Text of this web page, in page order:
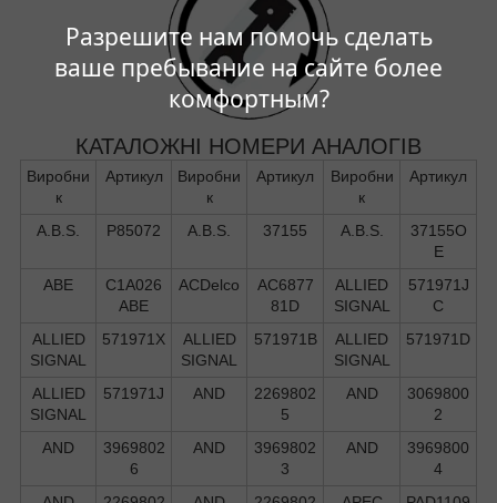
Разрешите нам помочь сделать
ваше пребывание на сайте более
комфортным?
КАТАЛОЖНІ НОМЕРИ АНАЛОГІВ
Виробни
к
Артикул
Виробни
к
Артикул
Виробни
к
Артикул
A.B.S. P85072 A.B.S. 37155 A.B.S.
37155O
E
ABE
C1A026
ABE
ACDelco
AC6877
81D
ALLIED
SIGNAL
571971J
C
ALLIED
SIGNAL
571971X
ALLIED
SIGNAL
571971B
ALLIED
SIGNAL
571971D
ALLIED
SIGNAL
571971J AND
2269802
5
AND
3069800
2
AND
3969802
6
AND
3969802
3
AND
3969800
4